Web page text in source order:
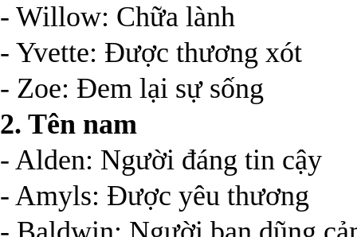
- Willow: Chữa lành
- Yvette: Được thương xót
- Zoe: Đem lại sự sống
2. Tên nam
- Alden: Người đáng tin cậy
- Amyls: Được yêu thương